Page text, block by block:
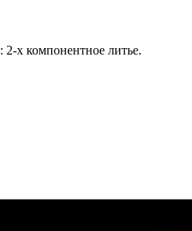
: 2-х компонентное литье.